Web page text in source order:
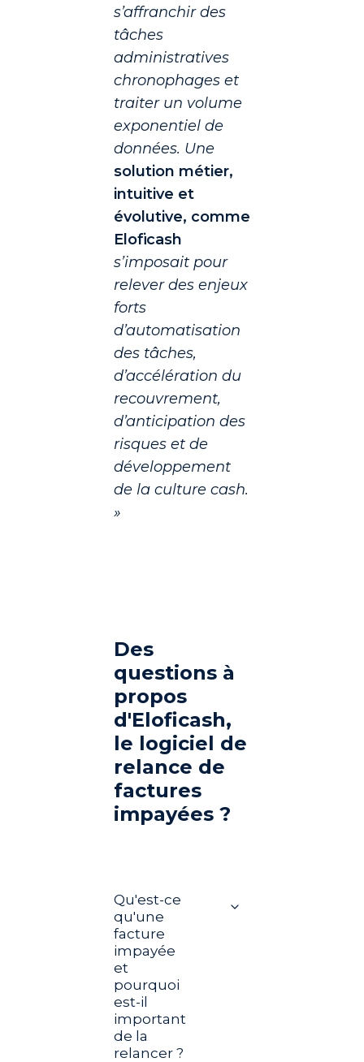
s’affranchir des
tâches
administratives
chronophages et
traiter un volume
exponentiel de
données. Une
solution métier,
intuitive et
évolutive, comme
Eloficash
s’imposait pour
relever des enjeux
forts
d’automatisation
des tâches,
d’accélération du
recouvrement,
d’anticipation des
risques et de
développement
de la culture cash.
»
Des
questions à
propos
d'Eloficash,
le logiciel de
relance de
factures
impayées ?
Qu'est-ce
qu'une
facture
impayée
et
pourquoi
est-il
important
de la
relancer ?